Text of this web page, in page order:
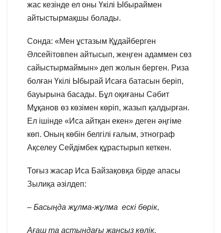
жас кезінде ел оны Үкілі Ыбыраймен
айтыстырмақшы болады.
Сонда: «Мен ұстазым Құдайберген
Әлсейітовпен айтысып, жеңген адаммен сөз
сайыстырмаймын» деп жолын берген. Риза
болған Үкілі Ыбырай Исаға батасын беріп,
бауырына басады. Бұл оқиғаны Сәбит
Мұқанов өз көзімен көріп, жазып қалдырған.
Ел ішінде «Иса айтқан екен» деген әңгіме
көп. Оның көбін белгілі ғалым, этнограф
Ақселеу Сейдімбек құрастырып кеткен.
Тоғыз жасар Иса Байзақовқа бірде апасы
Зылиқа әзілдеп:
– Басыңда жұлма-жұлма ескі бөрік,
Ағаш та астыңдағы жансыз көлік.